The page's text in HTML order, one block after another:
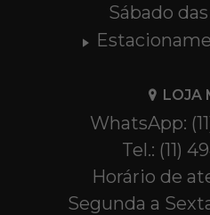
Sábado
LOJA
WhatsApp:
Tel.: (11)
Horário de
Segunda a